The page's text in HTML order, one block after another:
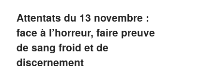
Attentats du 13 novembre :
face à l’horreur, faire preuve
de sang froid et de
discernement